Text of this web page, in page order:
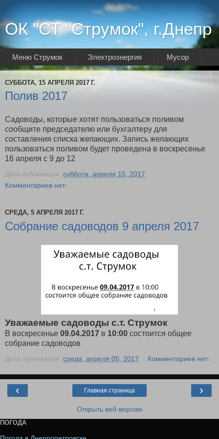
ОК "СТ "Струмок", г.Днепр
Меню Струмок Электроэнергия Мусор
Интернет
СУББОТА, 15 АПРЕЛЯ 2017 Г.
Полив 2017
Садоводы, которые хотят пользоваться поливом
сообщите председателю или бухгалтеру для
составления списка желающих. Запись желающих
пользоваться поливом будет проведена в воскресенье
16 апреля с 9 до 12
Дата публикации: суббота, апреля 15, 2017
Комментариев нет:
СРЕДА, 5 АПРЕЛЯ 2017 Г.
Собрание садоводов 9 апреля 2017
Уважаемые садоводы с.т. Струмок
В воскресенье 09.04.2017 в 10:00 состоится общее
собрание садоводов
Дата публикации: среда, апреля 05, 2017 Комментариев нет:
‹ ›
Главная страница
Открыть веб-версию
ПОГОДА